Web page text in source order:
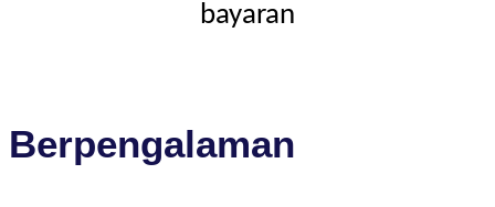
bayaran
Berpengalaman